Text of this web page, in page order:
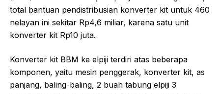
total bantuan pendistribusian konverter kit untuk 460
nelayan ini sekitar Rp4,6 miliar, karena satu unit
konverter kit Rp10 juta.
Konverter kit BBM ke elpiji terdiri atas beberapa
komponen, yaitu mesin penggerak, konverter kit, as
panjang, baling-baling, 2 buah tabung elpiji 3